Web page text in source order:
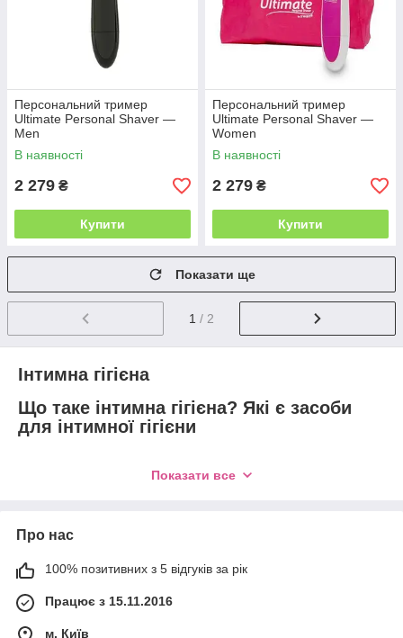
Персональний тример
Ultimate Personal Shaver —
Men
В наявності
2 279 ₴
Купити
Персональний тример
Ultimate Personal Shaver —
Women
В наявності
2 279 ₴
Купити
Показати ще
1 / 2
Інтимна гігієна
Що таке інтимна гігієна? Які є засоби
для інтимної гігієни
ритуалом кожної дівчини. Ми витрачаємо чимало коштів і
зони на сьогоднішній день достатньо, хоча ще якихось десять
років тому про це ніхто і не замислювався, і гігієна носила
тільки загальне поняття. Тільки пізніше виробники почали
прислухатися до рекомендацій гінекологів і випускати окрему
лінію продукції для гігієни з нейтральним кислотно-лужним
балансом.
Показати все
Про нас
100% позитивних з 5 відгуків за рік
Працює з 15.11.2016
м. Київ